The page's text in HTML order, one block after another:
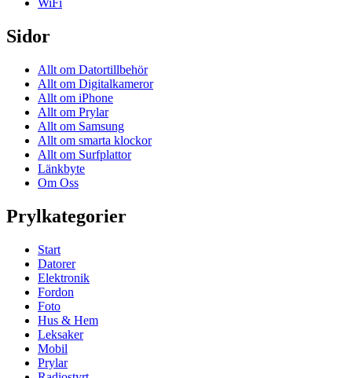
WiFi
Sidor
Allt om Datortillbehör
Allt om Digitalkameror
Allt om iPhone
Allt om Prylar
Allt om Samsung
Allt om smarta klockor
Allt om Surfplattor
Länkbyte
Om Oss
Prylkategorier
Start
Datorer
Elektronik
Fordon
Foto
Hus & Hem
Leksaker
Mobil
Prylar